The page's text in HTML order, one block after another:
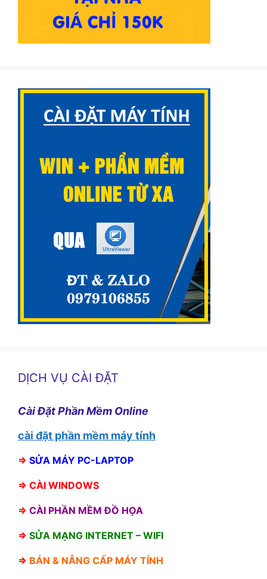
DỊCH VỤ CÀI ĐẶT
Cài Đặt Phần Mềm Online
cài đặt phần mềm máy tính
⇒ SỬA MÁY PC-LAPTOP
⇒ CÀI WINDOWS
⇒ CÀI PHẦN MỀM ĐỒ HỌA
⇒ SỬA MẠNG INTERNET – WIFI
⇒ BÁN & NÂNG CẤP MÁY TÍNH